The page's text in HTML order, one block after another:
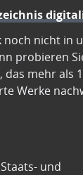
noch nicht in
probieren
mehr als
Werke
und